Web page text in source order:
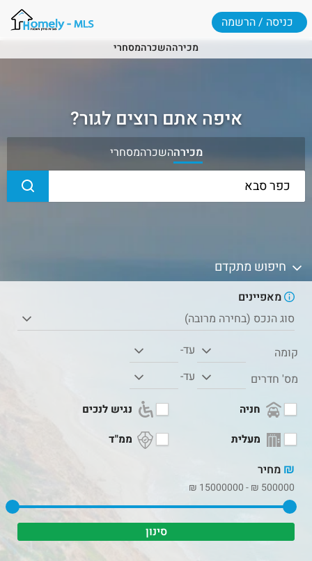
מכירההשכרהמסחרי
כניסה / הרשמה
איפה אתם רוצים לגור?
מכירההשכרהמסחרי
חיפוש מתקדם
מאפיינים
סוג הנכס (בחירה מרובה)
קומה
עד-
מס' חדרים
עד-
חניה
נגיש לנכים
מעלית
ממ"ד
₪ מחיר
500000
₪
-
15000000
₪